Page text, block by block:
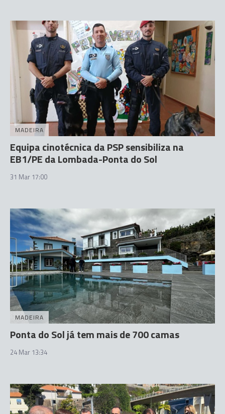
MADEIRA
Equipa cinotécnica da PSP sensibiliza na
EB1/PE da Lombada-Ponta do Sol
31 Mar 17:00
MADEIRA
Ponta do Sol já tem mais de 700 camas
24 Mar 13:34